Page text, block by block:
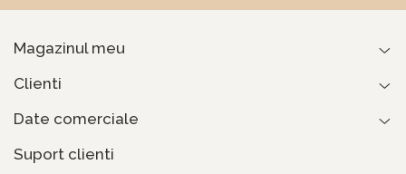
Magazinul meu
Clienti
Date comerciale
Suport clienti